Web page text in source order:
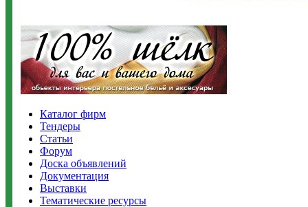
Каталог фирм
Тендеры
Статьи
Форум
Доска объявлений
Документация
Выставки
Тематические ресурсы